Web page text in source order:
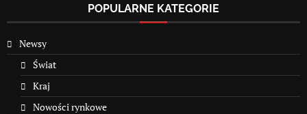
POPULARNE KATEGORIE
Newsy
Świat
Kraj
Nowości rynkowe